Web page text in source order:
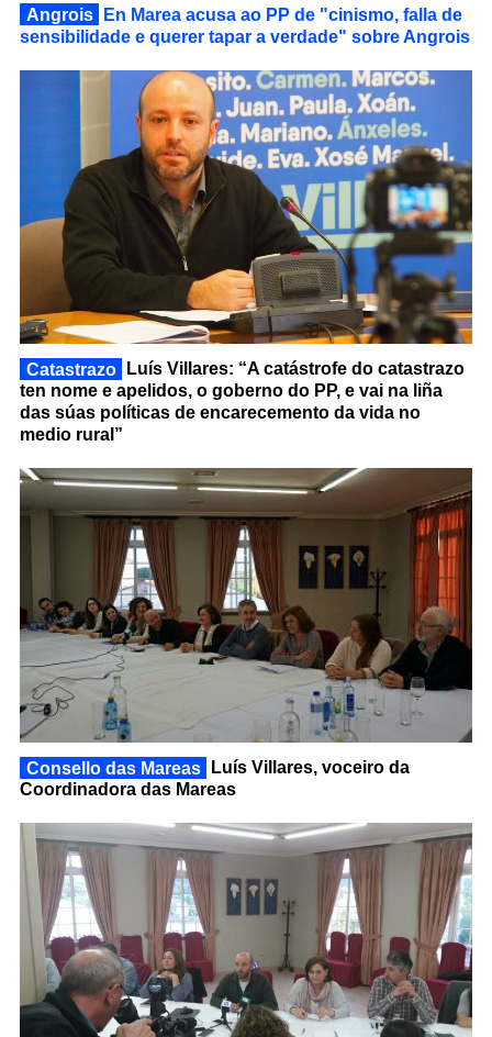
Angrois
En Marea acusa ao PP de "cinismo, falla de
sensibilidade e querer tapar a verdade" sobre Angrois
Catastrazo
Luís Villares: “A catástrofe do catastrazo
ten nome e apelidos, o goberno do PP, e vai na liña
das súas políticas de encarecemento da vida no
medio rural”
Consello das Mareas
Luís Villares, voceiro da
Coordinadora das Mareas